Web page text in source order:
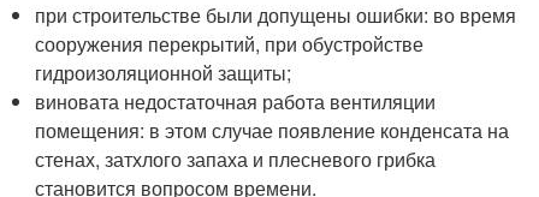
при строительстве были допущены ошибки: во время
сооружения перекрытий, при обустройстве
гидроизоляционной защиты;
виновата недостаточная работа вентиляции
помещения: в этом случае появление конденсата на
стенах, затхлого запаха и плесневого грибка
становится вопросом времени.